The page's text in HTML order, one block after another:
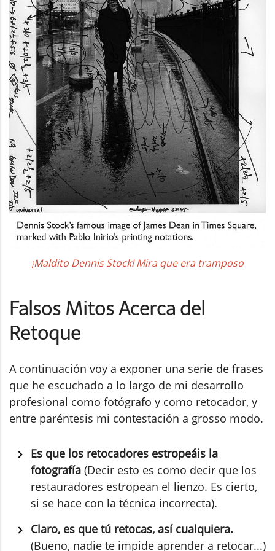
¡Maldito Dennis Stock! Mira que era tramposo
Falsos Mitos Acerca del
Retoque
A continuación voy a exponer una serie de frases
que he escuchado a lo largo de mi desarrollo
profesional como fotógrafo y como retocador, y
entre paréntesis mi contestación a grosso modo.
Es que los retocadores estropeáis la
fotografía (Decir esto es como decir que los
restauradores estropean el lienzo. Es cierto,
si se hace con la técnica incorrecta).
Claro, es que tú retocas, así cualquiera.
(Bueno, nadie te impide aprender a retocar...)